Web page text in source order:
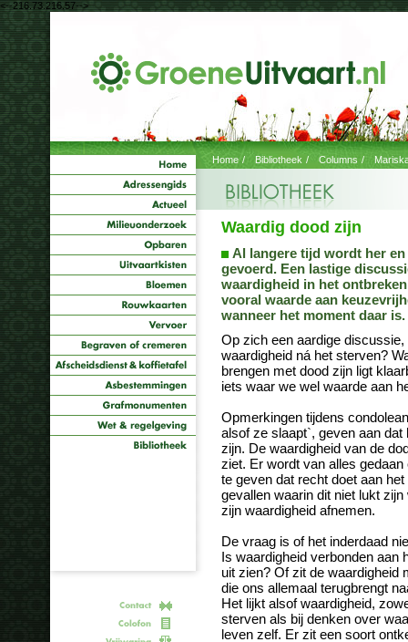
<--216.73.216.57-->
Home / Bibliotheek / Columns /
Waardig dood zijn
Al langere tijd wordt her
gevoerd. Een lastige
waardigheid in het
vooral waarde aan
wanneer het moment daar is.
Op zich een aardige
waardigheid ná het sterven?
brengen met dood zijn ligt
iets waar we wel waarde aan
Opmerkingen tijdens
alsof ze slaapt`, geven aan
zijn. De waardigheid van de
ziet. Er wordt van alles
te geven dat recht doet aan
gevallen waarin dit niet lukt
zijn waardigheid afnemen.
De vraag is of het inderdaad
Is waardigheid verbonden aan
uit zien? Of zit de waardigheid
die ons allemaal terugbrengt
Het lijkt alsof waardigheid,
sterven als bij denken over
leven zelf. Er zit een soort